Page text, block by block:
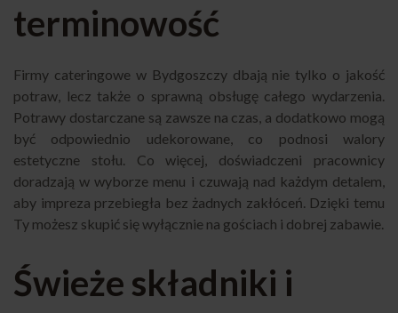
terminowość
Firmy cateringowe w Bydgoszczy dbają nie tylko o jakość
potraw, lecz także o sprawną obsługę całego wydarzenia.
Potrawy dostarczane są zawsze na czas, a dodatkowo mogą
być odpowiednio udekorowane, co podnosi walory
estetyczne stołu. Co więcej, doświadczeni pracownicy
doradzają w wyborze menu i czuwają nad każdym detalem,
aby impreza przebiegła bez żadnych zakłóceń. Dzięki temu
Ty możesz skupić się wyłącznie na gościach i dobrej zabawie.
Świeże składniki i